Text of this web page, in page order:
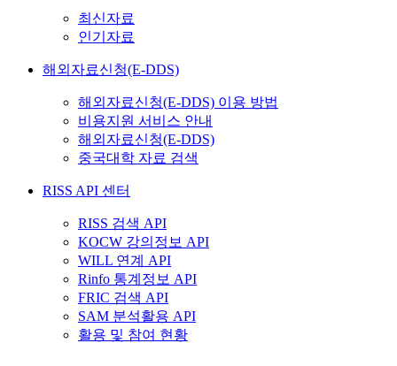
최신자료
인기자료
해외자료신청(E-DDS)
해외자료신청(E-DDS) 이용 방법
비용지원 서비스 안내
해외자료신청(E-DDS)
중국대학 자료 검색
RISS API 센터
RISS 검색 API
KOCW 강의정보 API
WILL 연계 API
Rinfo 통계정보 API
FRIC 검색 API
SAM 분석활용 API
활용 및 참여 현황